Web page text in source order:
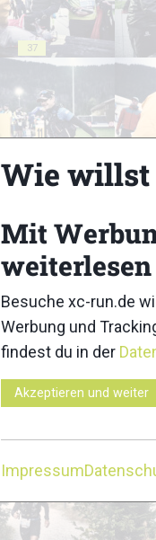
37
42
52
Wie willst
Mit
weiterlesen
Besuche xc-run.de
Werbung und
findest du in der
Akzeptieren und weiter
Impressum